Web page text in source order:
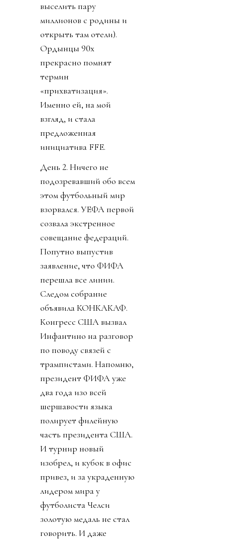
выселить пару
миллионов с родины и
открыть там отели).
Ордынцы 90х
прекрасно помнят
термин
«прихватизация».
Именно ей, на мой
взгляд, и стала
предложенная
инициатива FFE.
День 2. Ничего не
подозревавший обо всем
этом футбольный мир
взорвался. УЕФА первой
созвала экстренное
совещание федераций.
Попутно выпустив
заявление, что ФИФА
перешла все линии.
Следом собрание
объявила КОНКАКАФ.
Конгресс США вызвал
Инфантино на разговор
по поводу связей с
трампистами. Напомню,
президент ФИФА уже
два года изо всей
шершавости языка
полирует филейную
часть президента США.
И турнир новый
изобрел, и кубок в офис
привез, и за украденную
лидером мира у
футболиста Челси
золотую медаль не стал
говорить. И даже